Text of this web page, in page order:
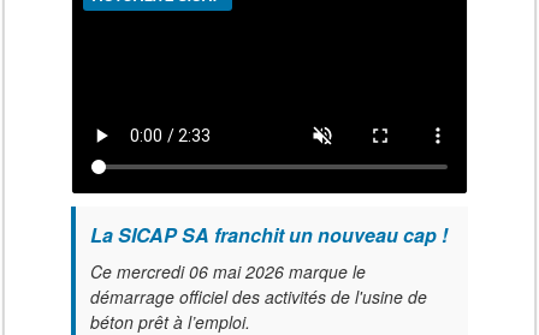
La SICAP SA franchit un nouveau cap !
Ce mercredi 06 mai 2026 marque le
démarrage officiel des activités de l'usine de
béton prêt à l’emploi.